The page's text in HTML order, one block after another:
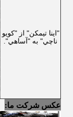
"اينا تيمکن" از "کويو
ناچي" به "آساهي".
عکس شرکت ما: